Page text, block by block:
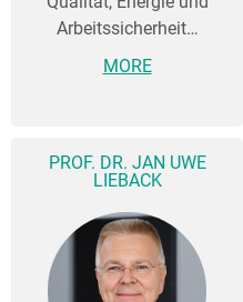
Arbeitssicherheit…
MORE
PROF. DR. JAN UWE
LIEBACK